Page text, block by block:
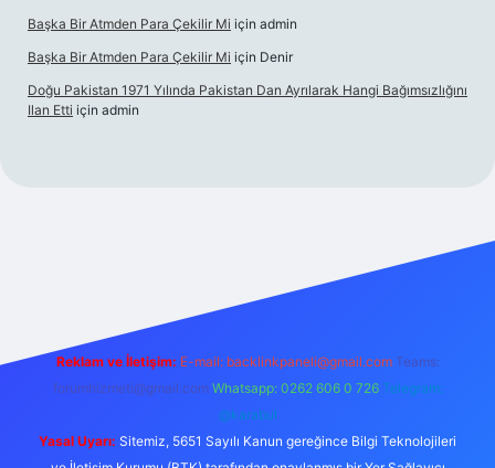
Başka Bir Atmden Para Çekilir Mi için admin
Başka Bir Atmden Para Çekilir Mi için Denir
Doğu Pakistan 1971 Yılında Pakistan Dan Ayrılarak Hangi Bağımsızlığını
Ilan Etti için admin
Reklam ve İletişim: E-mail: backlinkpaneli@gmail.com Teams:
forumhizmeti@gmail.com Whatsapp: 0262 606 0 726 Telegram:
@karabul
Yasal Uyarı: Sitemiz, 5651 Sayılı Kanun gereğince Bilgi Teknolojileri